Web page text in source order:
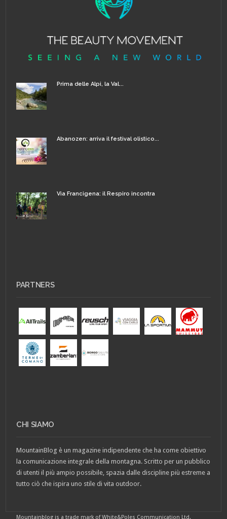
Prima delle Alpi, la Val...
Abanozen: arriva il festival olistico...
Via Francigena: il Respiro incontra
PARTNERS
CHI SIAMO
MountainBlog è un magazine indipendente che ha come obiettivo
la comunicazione integrale della montagna. Scritto per un pubblico
di utenti il più ampio possibile, spazia dalle discipline più estreme a
tutto ciò che ispira uno stile di vita outdoor.
Mountainblog is a trade mark of White&Poles Communication Ltd.